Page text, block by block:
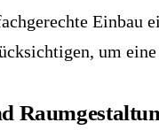
Einbau
um